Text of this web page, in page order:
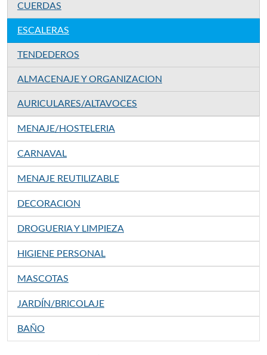
CUERDAS
ESCALERAS
TENDEDEROS
ALMACENAJE Y ORGANIZACION
AURICULARES/ALTAVOCES
MENAJE/HOSTELERIA
CARNAVAL
MENAJE REUTILIZABLE
DECORACION
DROGUERIA Y LIMPIEZA
HIGIENE PERSONAL
MASCOTAS
JARDÍN/BRICOLAJE
BAÑO